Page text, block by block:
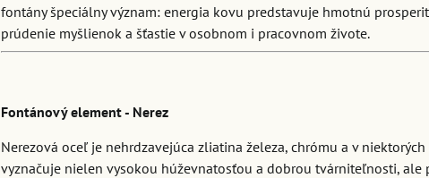
fontány špeciálny význam: energia kovu predstavuje hmotnú
prúdenie myšlienok a šťastie v osobnom i pracovnom živote.
Fontánový element - Nerez
Nerezová oceľ je nehrdzavejúca zliatina železa, chrómu a v
vyznačuje nielen vysokou húževnatosťou a dobrou tvárniteľnosti,